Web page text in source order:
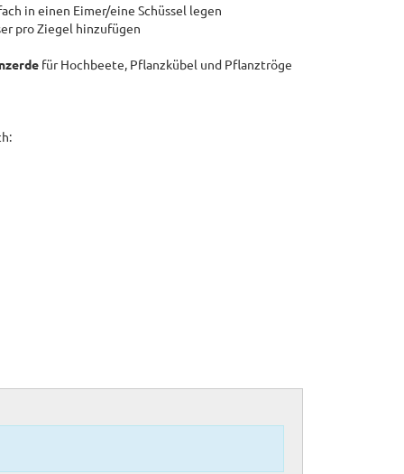
in einen Eimer/eine Schüssel legen
pro Ziegel hinzufügen
für Hochbeete, Pflanzkübel und Pflanztröge